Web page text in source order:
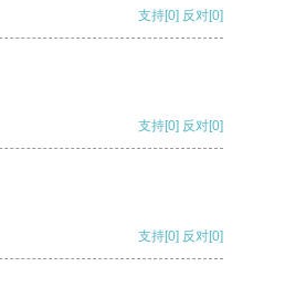
支持[0] 反对[0]
支持[0] 反对[0]
支持[0] 反对[0]